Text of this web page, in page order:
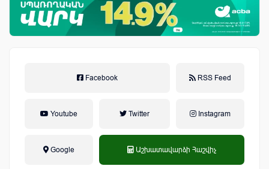
Facebook RSS Feed
Youtube Twitter Instagram
Google Աշխատավարձի Հաշվիչ